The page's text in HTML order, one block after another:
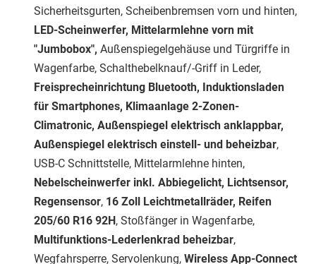
Sicherheitsgurten, Scheibenbremsen vorn und hinten,
LED-Scheinwerfer, Mittelarmlehne vorn mit
"Jumbobox", Außenspiegelgehäuse und Türgriffe in
Wagenfarbe, Schalthebelknauf/-Griff in Leder,
Freisprecheinrichtung Bluetooth, Induktionsladen
für Smartphones, Klimaanlage 2-Zonen-
Climatronic, Außenspiegel elektrisch anklappbar,
Außenspiegel elektrisch einstell- und beheizbar,
USB-C Schnittstelle, Mittelarmlehne hinten,
Nebelscheinwerfer inkl. Abbiegelicht, Lichtsensor,
Regensensor, 16 Zoll Leichtmetallräder, Reifen
205/60 R16 92H , Stoßfänger in Wagenfarbe,
Multifunktions-Lederlenkrad beheizbar,
Wegfahrsperre, Servolenkung, Wireless App-Connect